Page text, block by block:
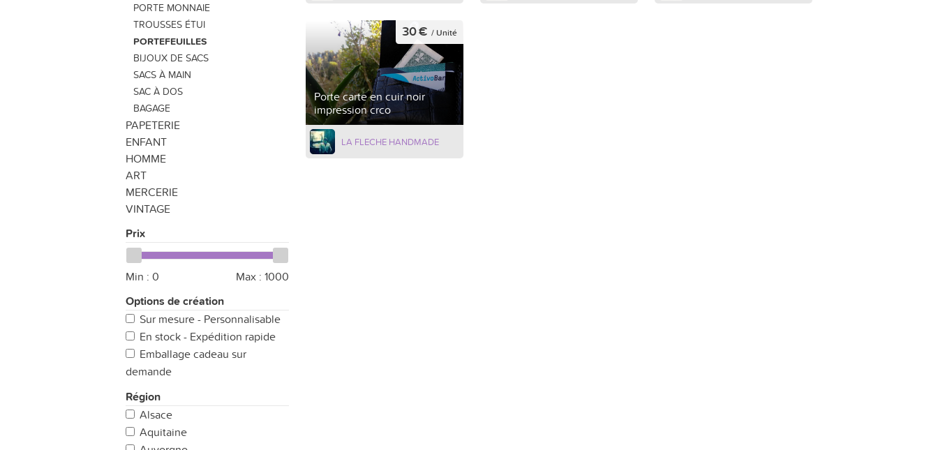
PORTE MONNAIE
TROUSSES ÉTUI
PORTEFEUILLES
BIJOUX DE SACS
SACS À MAIN
SAC À DOS
BAGAGE
PAPETERIE
ENFANT
HOMME
ART
MERCERIE
VINTAGE
Prix
Min : 0 Max : 1000
Options de création
Sur mesure - Personnalisable
En stock - Expédition rapide
Emballage cadeau sur
demande
Région
Alsace
Aquitaine
Porte carte en cuir noir
impression crco
30 € / Unité
LA FLECHE HANDMADE